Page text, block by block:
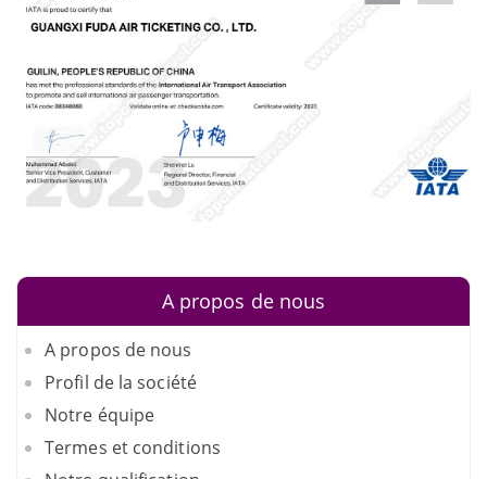
A propos de nous
A propos de nous
Profil de la société
Notre équipe
Termes et conditions